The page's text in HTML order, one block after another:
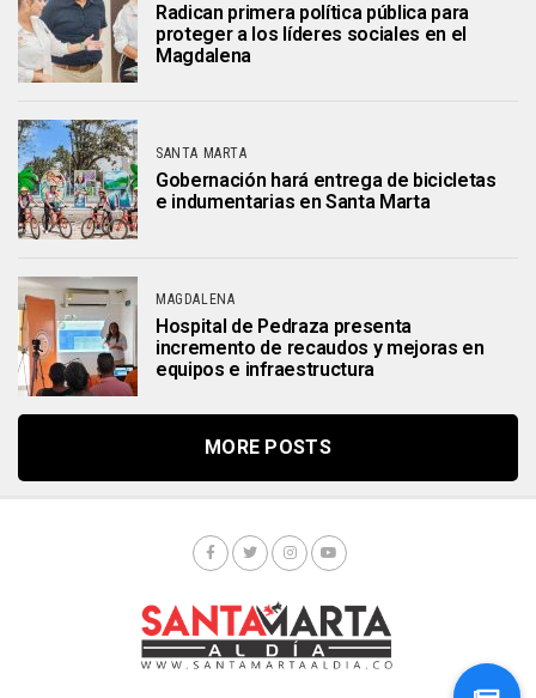
Radican primera política pública para
proteger a los líderes sociales en el
Magdalena
SANTA MARTA
Gobernación hará entrega de bicicletas
e indumentarias en Santa Marta
MAGDALENA
Hospital de Pedraza presenta
incremento de recaudos y mejoras en
equipos e infraestructura
MORE POSTS